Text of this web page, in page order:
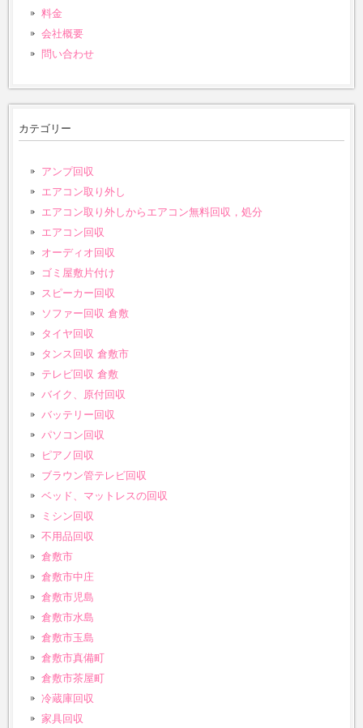
料金
会社概要
問い合わせ
カテゴリー
アンプ回収
エアコン取り外し
エアコン取り外しからエアコン無料回収，処分
エアコン回収
オーディオ回収
ゴミ屋敷片付け
スピーカー回収
ソファー回収 倉敷
タイヤ回収
タンス回収 倉敷市
テレビ回収 倉敷
バイク、原付回収
バッテリー回収
パソコン回収
ピアノ回収
ブラウン管テレビ回収
ベッド、マットレスの回収
ミシン回収
不用品回収
倉敷市
倉敷市中庄
倉敷市児島
倉敷市水島
倉敷市玉島
倉敷市真備町
倉敷市茶屋町
冷蔵庫回収
家具回収